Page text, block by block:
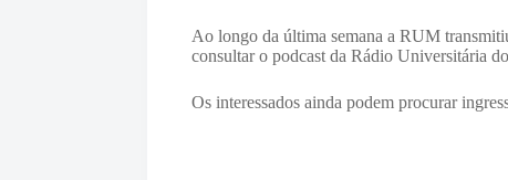
Ao longo da última semana a RUM
consultar o podcast da Rádio Universitária
Os interessados ainda podem procurar